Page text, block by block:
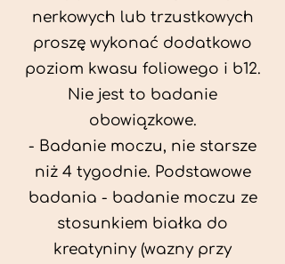
nerkowych lub trzustkowych
proszę wykonać dodatkowo
poziom kwasu foliowego i b12.
Nie jest to badanie
obowiązkowe.
- Badanie moczu, nie starsze
niż 4 tygodnie. Podstawowe
badania - badanie moczu ze
stosunkiem białka do
kreatyniny (wazny przy